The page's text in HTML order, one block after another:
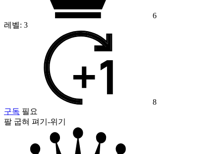
6
레벨: 3
8
구독 필요
팔 굽혀 펴기-위기